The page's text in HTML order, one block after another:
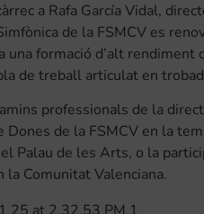
a Rafa García Vidal,
de la FSMCV es
una formació d’alt
de treball articulat en
professionals de la
Dones de la FSMCV en la
Palau de les Arts, o la
Comunitat Valenciana.